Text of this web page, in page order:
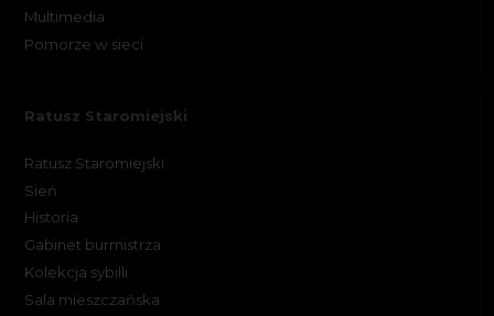
Multimedia
Pomorze w sieci
Ratusz Staromiejski
Ratusz Staromiejski
Sień
Historia
Gabinet burmistrza
Kolekcja sybilli
Sala mieszczańska